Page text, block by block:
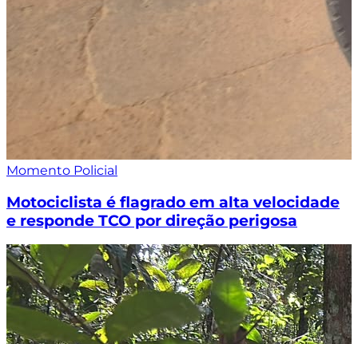
Momento Policial
Motociclista é flagrado em alta velocidade
e responde TCO por direção perigosa